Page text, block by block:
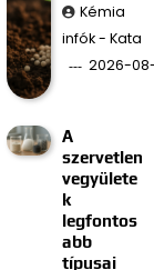
Kémia
infók - Kata
2026-
A
szervetlen
vegyülete
k
legfontos
abb
típusai